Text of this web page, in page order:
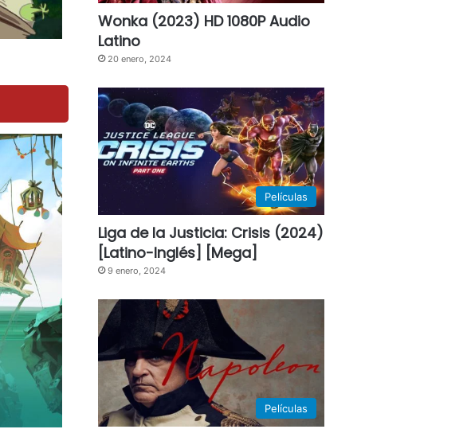
Wonka (2023) HD 1080P Audio
Latino
20 enero, 2024
Películas
Liga de la Justicia: Crisis (2024)
[Latino-Inglés] [Mega]
9 enero, 2024
Películas